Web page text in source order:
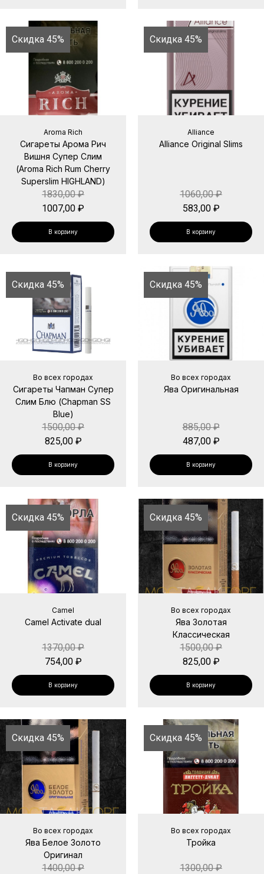
Скидка 45%
Aroma Rich
Сигареты Арома Рич
Вишня Супер Слим
(Aroma Rich Rum Cherry
Superslim HIGHLAND)
1830,00₽
1007,00 ₽
В корзину
Скидка 45%
Alliance
Alliance Original Slims
1060,00₽
583,00 ₽
В корзину
Скидка 45%
Во всех городах
Сигареты Чапман Супер
Слим Блю (Chapman SS
Blue)
1500,00₽
825,00 ₽
В корзину
Скидка 45%
Во всех городах
Ява Оригинальная
885,00₽
487,00 ₽
В корзину
Скидка 45%
Camel
Camel Activate dual
1370,00₽
754,00 ₽
В корзину
Скидка 45%
Во всех городах
Ява Золотая
Классическая
1500,00₽
825,00 ₽
В корзину
Скидка 45%
Во всех городах
Ява Белое Золото
Оригинал
1400,00₽
Скидка 45%
Во всех городах
Тройка
1300,00₽